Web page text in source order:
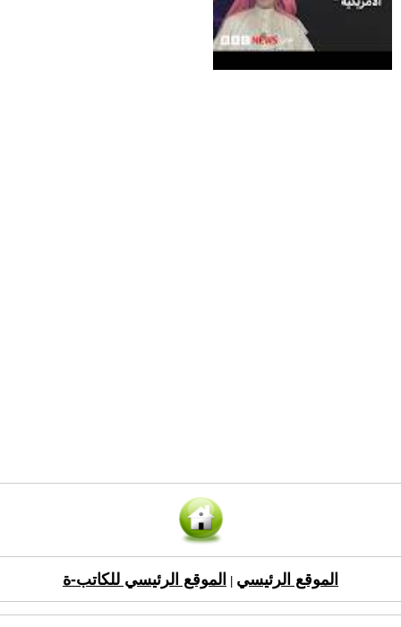
الموقع الرئيسي الموقع الرئيسي للكاتب-ة